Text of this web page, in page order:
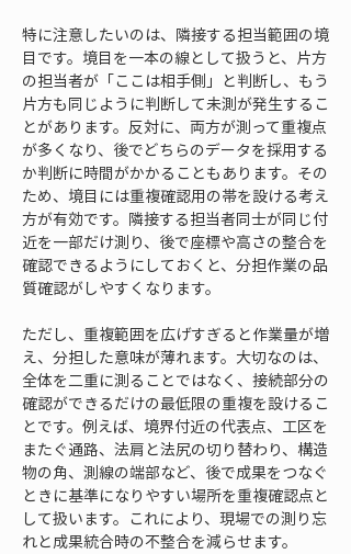
特に注意したいのは、隣接する担当範囲の境
目です。境目を一本の線として扱うと、片方
の担当者が「ここは相手側」と判断し、もう
片方も同じように判断して未測が発生するこ
とがあります。反対に、両方が測って重複点
が多くなり、後でどちらのデータを採用する
か判断に時間がかかることもあります。その
ため、境目には重複確認用の帯を設ける考え
方が有効です。隣接する担当者同士が同じ付
近を一部だけ測り、後で座標や高さの整合を
確認できるようにしておくと、分担作業の品
質確認がしやすくなります。
ただし、重複範囲を広げすぎると作業量が増
え、分担した意味が薄れます。大切なのは、
全体を二重に測ることではなく、接続部分の
確認ができるだけの最低限の重複を設けるこ
とです。例えば、境界付近の代表点、工区を
またぐ通路、法肩と法尻の切り替わり、構造
物の角、測線の端部など、後で成果をつなぐ
ときに基準になりやすい場所を重複確認点と
して扱います。これにより、現場での測り忘
れと成果統合時の不整合を減らせます。